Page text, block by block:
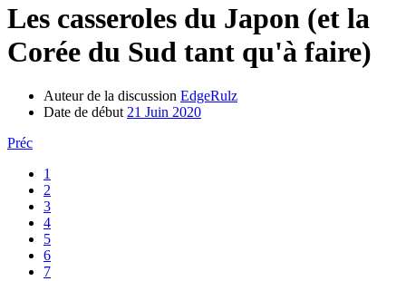
Les casseroles du Japon (et la
Corée du Sud tant qu'à faire)
Auteur de la discussion EdgeRulz
Date de début 21 Juin 2020
Préc
1
2
3
4
5
6
7